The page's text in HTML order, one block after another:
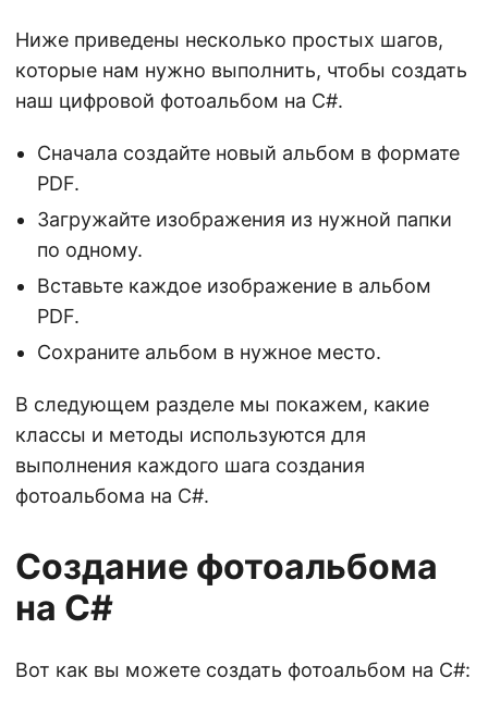
Ниже приведены несколько простых шагов,
которые нам нужно выполнить, чтобы создать
наш цифровой фотоальбом на C#.
Сначала создайте новый альбом в формате
PDF.
Загружайте изображения из нужной папки
по одному.
Вставьте каждое изображение в альбом
PDF.
Сохраните альбом в нужное место.
В следующем разделе мы покажем, какие
классы и методы используются для
выполнения каждого шага создания
фотоальбома на C#.
Создание фотоальбома
на C#
Вот как вы можете создать фотоальбом на C#: